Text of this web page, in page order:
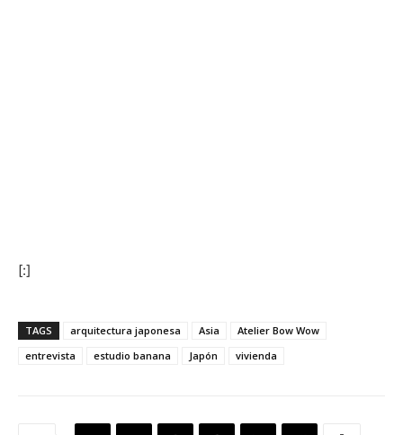
[:]
TAGS arquitectura japonesa Asia
Atelier Bow Wow
entrevista
estudio banana Japón vivienda